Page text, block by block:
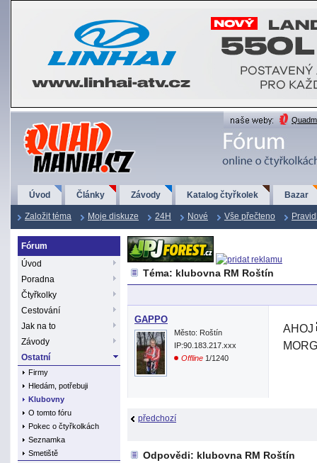
QuadMania.cz
Úvod Články Závody Katalog čtyřkolek Bazar
Založit téma Moje diskuze 24H Nové Vše přečteno
Fórum
Úvod
Poradna
Čtyřkolky
Cestování
Jak na to
Závody
Ostatní
Firmy
Hledám, potřebuji
Klubovny
O tomto fóru
Pokec o čtyřkolkách
Seznamka
Smetiště
Téma: klubovna RM Roštín
GAPPO
Město: Roštín
IP:90.183.217.xxx
Offline 1/1240
AHOJ
předchozí
Odpovědi: klubovna RM Roštín